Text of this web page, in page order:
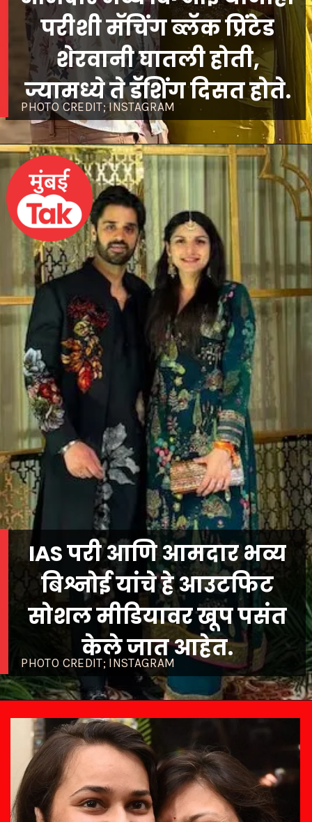
PHOTO CREDIT; INSTAGRAM
परीशी मॅचिंग ब्लॅक प्रिंटेड
शेरवानी घातली होती,
ज्यामध्ये ते डॅशिंग दिसत होते.
PHOTO CREDIT; INSTAGRAM
IAS परी आणि आमदार भव्य
बिश्नोई यांचे हे आउटफिट
सोशल मीडियावर खूप पसंत
केले जात आहेत.